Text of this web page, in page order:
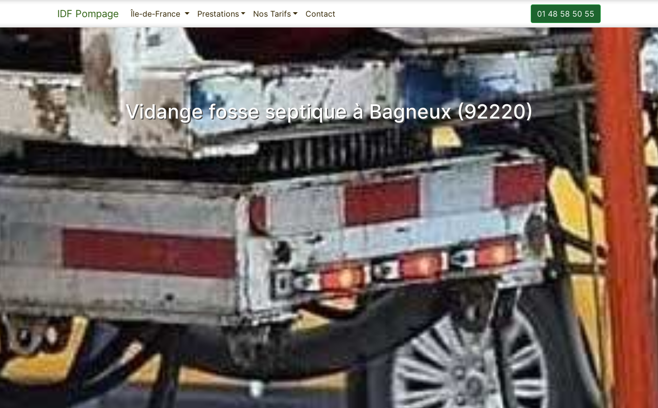
IDF Pompage Île-de-France Prestations Nos Tarifs Contact 01 48 58 50 55
Vidange fosse septique à Bagneux (92220)